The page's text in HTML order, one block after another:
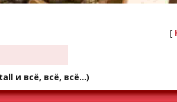
[
и всё, всё, всё...)